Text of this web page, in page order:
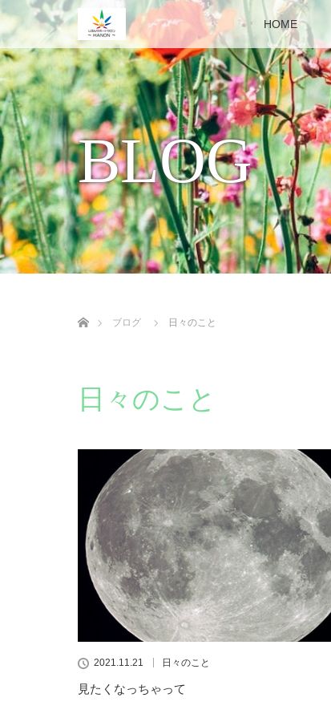
HOME
BLOG
ブログ
日々のこと
日々のこと
2021.11.21 日々のこと
見たくなっちゃって